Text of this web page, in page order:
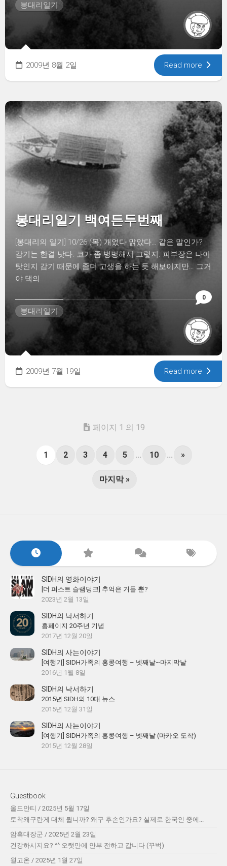
봉대리일기
2009년 8월 2일 Read more
0
봉대리일기 백여든두번째
[봉대리의 일기] 10/26 (목) 개었다 맑았다… 같은 말인가?
감기는 한결 낫다. 코가 좀 벙벙해서 그렇지. 피부장은 나이
탓인지 감기 때문에 좀더 고생을 하는 듯 해보이지만… 그거
야 댁의...
봉대리일기
2009년 7월 19일 Read more
페이지 1 의 19
1 2 3 4 5 ... 10 ... »
마지막 »
SIDH의 영화이야기
[더 퍼스트 슬램덩크] 추억은 거들 뿐?
2023년 2월 13일
SIDH의 낙서하기
홈페이지 20주년 기념
2017년 12월 20일
SIDH의 사는이야기
[여행기] SIDH가족의 홍콩여행 – 넷째날~마지막날
2016년 1월 8일
SIDH의 낙서하기
2015년 SIDH의 10대 뉴스
2015년 12월 31일
SIDH의 사는이야기
[여행기] SIDH가족의 홍콩여행 – 넷째날 (마카오 도착)
2015년 12월 28일
Guestbook
올드안티 / 2025년 5월 17일
토착왜구란게 대체 뭡니까? 왜구 후손인가요? 실제로 한국인 중에...
암흑대장군 / 2025년 2월 23일
건강하시지요? ^^ 오랫만에 안부 전하고 갑니다 (꾸벅)
윌고온 / 2025년 1월 27일